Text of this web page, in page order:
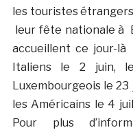
les touristes
leur fête nationale à
accueillent ce jour-
Italiens le 2 juin,
Luxembourgeois le 23
les Américains le 4
Pour plus